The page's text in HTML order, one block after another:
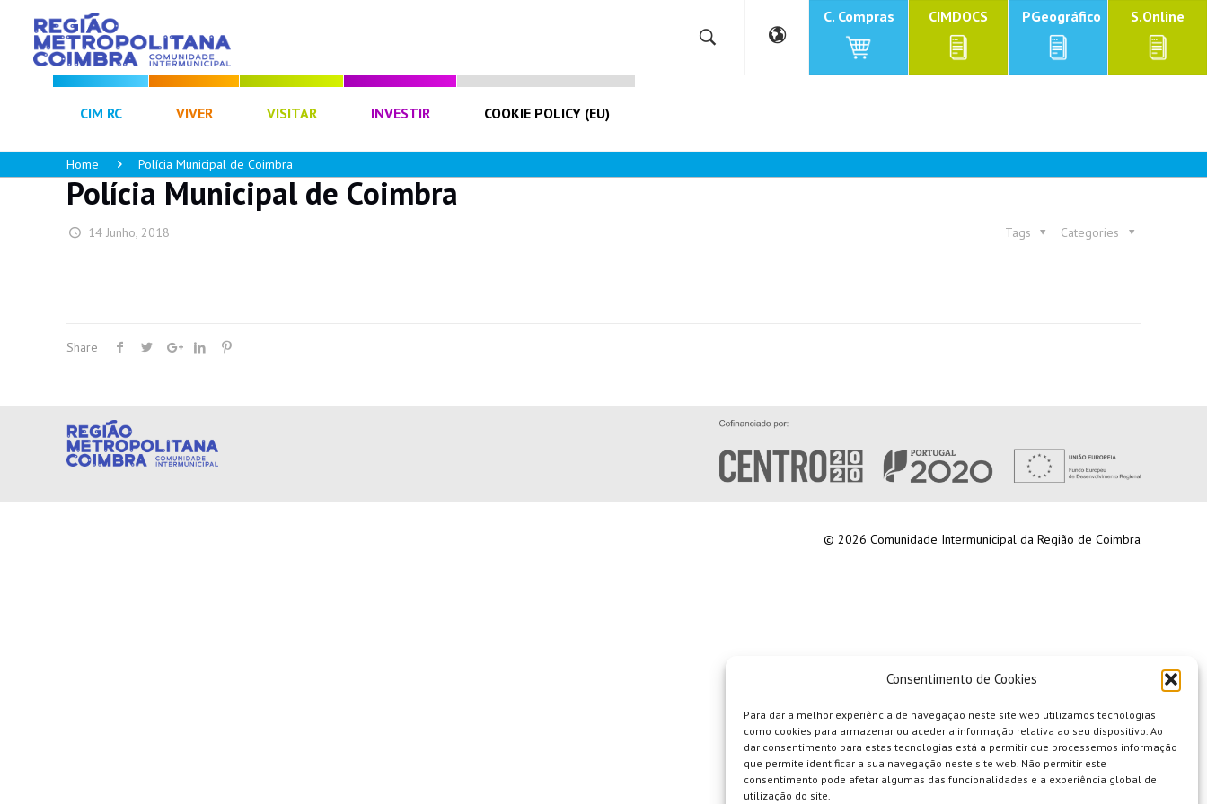
Consentimento de Cookies
Para dar a melhor experiência de navegação neste site web utilizamos tecnologias
como cookies para armazenar ou aceder a informação relativa ao seu dispositivo. Ao
dar consentimento para estas tecnologias está a permitir que processemos informação
que permite identificar a sua navegação neste site web. Não permitir este
consentimento pode afetar algumas das funcionalidades e a experiência global de
utilização do site.
CIM RC VIVER VISITAR INVESTIR COOKIE POLICY (EU)
C. Compras CIMDOCS PGeográfico S.Online
Home Polícia Municipal de Coimbra
Polícia Municipal de Coimbra
14 Junho, 2018 Categories
Tags
Share
© 2026 Comunidade Intermunicipal da Região de Coimbra